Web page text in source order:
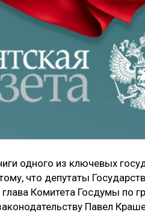
одного из ключевых
что депутаты
Комитета Госдумы по
Павел